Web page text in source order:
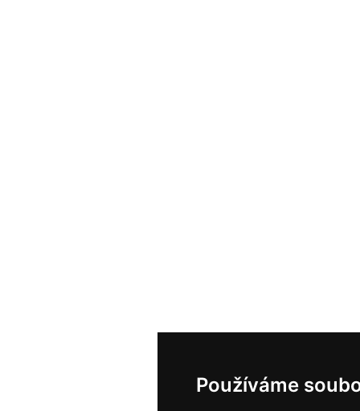
Používáme